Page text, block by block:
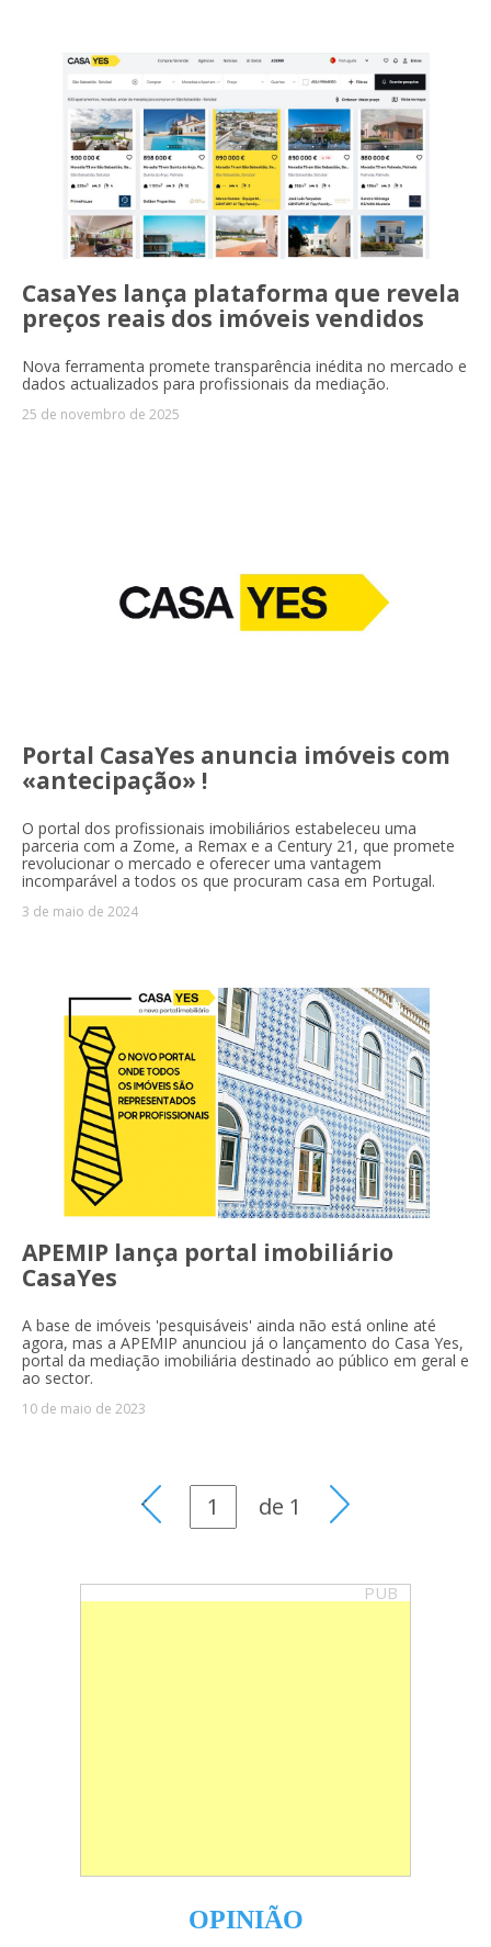
CasaYes lança plataforma que revela
preços reais dos imóveis vendidos
Nova ferramenta promete transparência inédita no mercado e
dados actualizados para profissionais da mediação.
25 de novembro de 2025
Portal CasaYes anuncia imóveis com
«antecipação» !
O portal dos profissionais imobiliários estabeleceu uma
parceria com a Zome, a Remax e a Century 21, que promete
revolucionar o mercado e oferecer uma vantagem
incomparável a todos os que procuram casa em Portugal.
3 de maio de 2024
APEMIP lança portal imobiliário
CasaYes
A base de imóveis 'pesquisáveis' ainda não está online até
agora, mas a APEMIP anunciou já o lançamento do Casa Yes,
portal da mediação imobiliária destinado ao público em geral e
ao sector.
10 de maio de 2023
de 1
PUB
OPINIÃO